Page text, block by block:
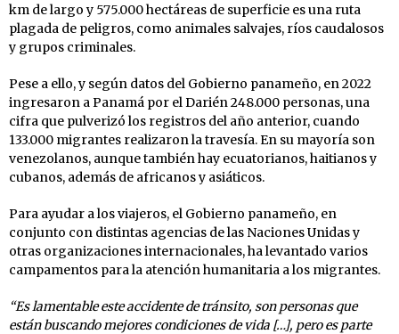
km de largo y 575.000 hectáreas de superficie es una ruta
plagada de peligros, como animales salvajes, ríos caudalosos
y grupos criminales.
Pese a ello, y según datos del Gobierno panameño, en 2022
ingresaron a Panamá por el Darién 248.000 personas, una
cifra que pulverizó los registros del año anterior, cuando
133.000 migrantes realizaron la travesía. En su mayoría son
venezolanos, aunque también hay ecuatorianos, haitianos y
cubanos, además de africanos y asiáticos.
Para ayudar a los viajeros, el Gobierno panameño, en
conjunto con distintas agencias de las Naciones Unidas y
otras organizaciones internacionales, ha levantado varios
campamentos para la atención humanitaria a los migrantes.
“Es lamentable este accidente de tránsito, son personas que
están buscando mejores condiciones de vida […], pero es parte